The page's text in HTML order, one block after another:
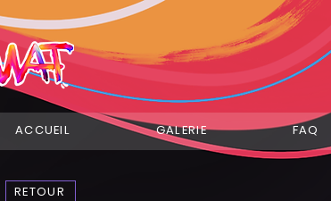
ACCUEIL GALERIE FAQ
RETOUR